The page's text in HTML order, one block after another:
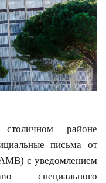
районе
письма от
с уведомлением
— специального